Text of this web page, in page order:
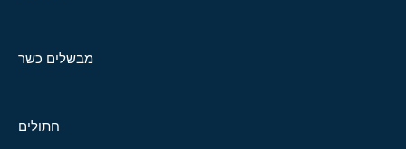
מבשלים כשר
חתולים